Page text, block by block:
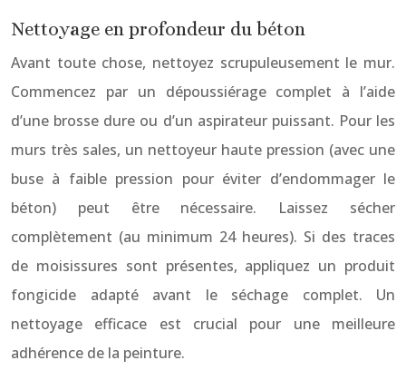
Nettoyage en profondeur du béton
Avant toute chose, nettoyez scrupuleusement le mur.
Commencez par un dépoussiérage complet à l’aide
d’une brosse dure ou d’un aspirateur puissant. Pour les
murs très sales, un nettoyeur haute pression (avec une
buse à faible pression pour éviter d’endommager le
béton) peut être nécessaire. Laissez sécher
complètement (au minimum 24 heures). Si des traces
de moisissures sont présentes, appliquez un produit
fongicide adapté avant le séchage complet. Un
nettoyage efficace est crucial pour une meilleure
adhérence de la peinture.